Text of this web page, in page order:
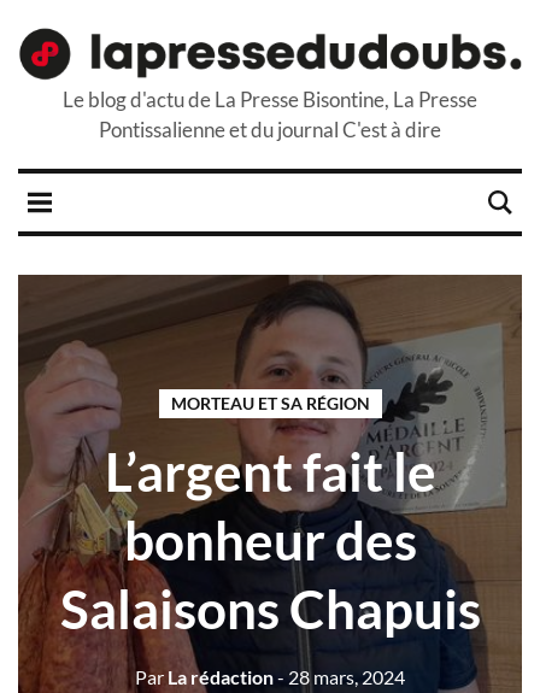
Le blog d'actu de La Presse Bisontine, La Presse
Pontissalienne et du journal C'est à dire
MORTEAU ET SA RÉGION
L’argent fait le
bonheur des
Salaisons Chapuis
Par La rédaction- 28 mars, 2024